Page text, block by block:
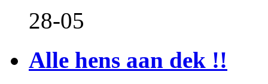
28-05
Alle hens aan dek !!